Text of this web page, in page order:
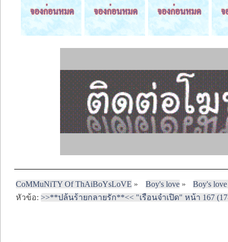
CoMMuNiTY Of ThAiBoYsLoVE » Boy's love»
Boy's
หัวข้อ:>>**ปล้นร้ายกลายรัก**<< "เรือนจำเปิด" หน้า 167